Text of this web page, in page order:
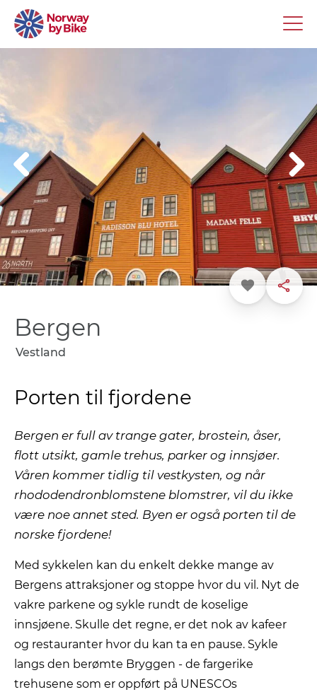
Favoritt Dele
Bergen
Vestland
Porten til fjordene
Bergen er full av trange gater, brostein, åser,
flott utsikt, gamle trehus, parker og innsjøer.
Våren kommer tidlig til vestkysten, og når
rhododendronblomstene blomstrer, vil du ikke
være noe annet sted. Byen er også porten til de
norske fjordene!
Med sykkelen kan du enkelt dekke mange av
Bergens attraksjoner og stoppe hvor du vil. Nyt de
vakre parkene og sykle rundt de koselige
innsjøene. Skulle det regne, er det nok av kafeer
og restauranter hvor du kan ta en pause. Sykle
langs den berømte Bryggen - de fargerike
trehusene som er oppført på UNESCOs